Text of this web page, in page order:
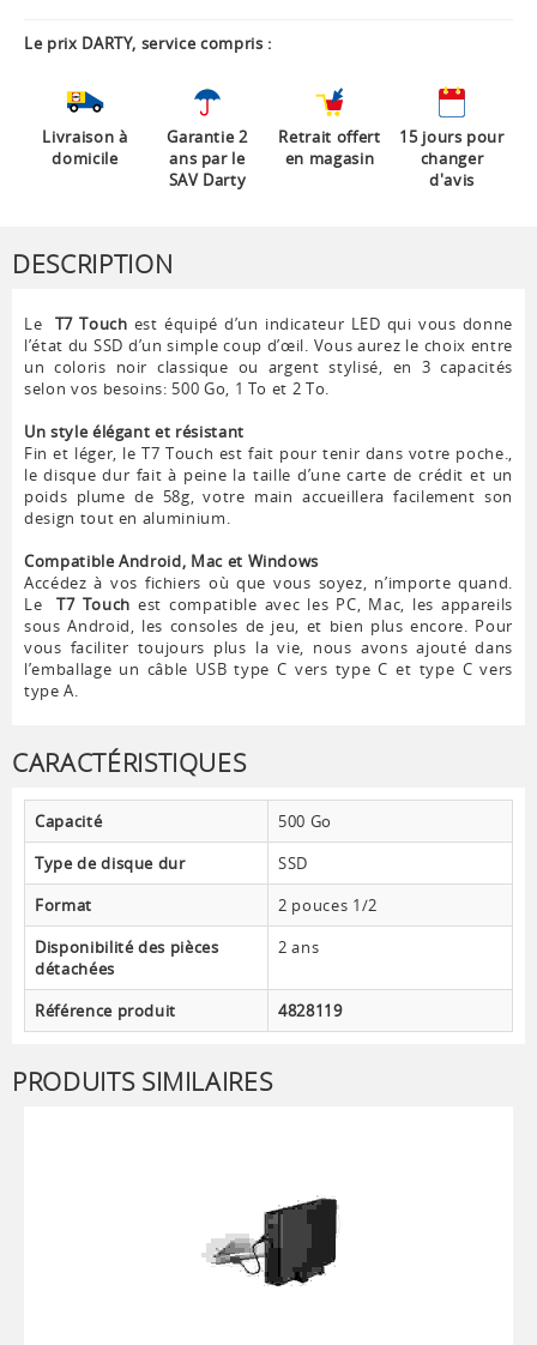
Le prix DARTY, service compris :
Livraison à
domicile
Garantie 2
ans par le
SAV Darty
Retrait offert
en magasin
15 jours pour
changer
d'avis
DESCRIPTION
Le T7 Touch est équipé d’un indicateur LED qui vous donne
l’état du SSD d’un simple coup d’œil. Vous aurez le choix entre
un coloris noir classique ou argent stylisé, en 3 capacités
selon vos besoins: 500 Go, 1 To et 2 To.
Un style élégant et résistant
Fin et léger, le T7 Touch est fait pour tenir dans votre poche.,
le disque dur fait à peine la taille d’une carte de crédit et un
poids plume de 58g, votre main accueillera facilement son
design tout en aluminium.
Compatible Android, Mac et Windows
Accédez à vos fichiers où que vous soyez, n’importe quand.
LeT7 Touch est compatible avec les PC, Mac, les appareils
sous Android, les consoles de jeu, et bien plus encore. Pour
vous faciliter toujours plus la vie, nous avons ajouté dans
l’emballage un câble USB type C vers type C et type C vers
type A.
CARACTÉRISTIQUES
Capacité
500 Go
Type de disque dur
SSD
Format
2 pouces 1/2
Disponibilité des pièces
détachées
2 ans
Référence produit 4828119
PRODUITS SIMILAIRES